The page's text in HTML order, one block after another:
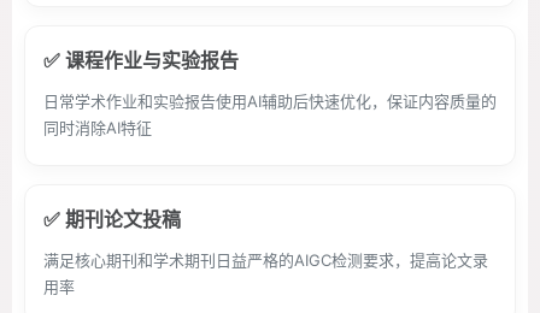
✅ 课程作业与实验报告
日常学术作业和实验报告使用AI辅助后快速优化，保证内容质量的
同时消除AI特征
✅ 期刊论文投稿
满足核心期刊和学术期刊日益严格的AIGC检测要求，提高论文录
用率